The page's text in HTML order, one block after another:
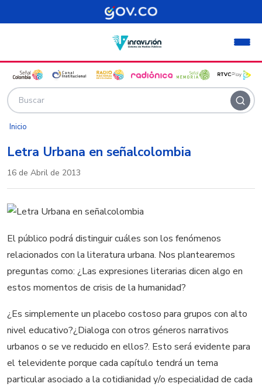
Pasar al contenido principal
Inicio
Letra Urbana en señalcolombia
16 de Abril de 2013
El público podrá distinguir cuáles son los fenómenos
relacionados con la literatura urbana. Nos plantearemos
preguntas como: ¿Las expresiones literarias dicen algo en
estos momentos de crisis de la humanidad?
¿Es simplemente un placebo costoso para grupos con alto
nivel educativo?¿Dialoga con otros géneros narrativos
urbanos o se ve reducido en ellos?. Esto será evidente para
el televidente porque cada capítulo tendrá un tema
particular asociado a la cotidianidad y/o especialidad de cada